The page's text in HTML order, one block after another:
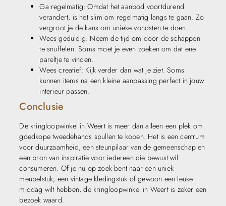
Ga regelmatig: Omdat het aanbod voortdurend
verandert, is het slim om regelmatig langs te gaan. Zo
vergroot je de kans om unieke vondsten te doen.
Wees geduldig: Neem de tijd om door de schappen
te snuffelen. Soms moet je even zoeken om dat ene
pareltje te vinden.
Wees creatief: Kijk verder dan wat je ziet. Soms
kunnen items na een kleine aanpassing perfect in jouw
interieur passen.
Conclusie
De kringloopwinkel in Weert is meer dan alleen een plek om
goedkope tweedehands spullen te kopen. Het is een centrum
voor duurzaamheid, een steunpilaar van de gemeenschap en
een bron van inspiratie voor iedereen die bewust wil
consumeren. Of je nu op zoek bent naar een uniek
meubelstuk, een vintage kledingstuk of gewoon een leuke
middag wilt hebben, de kringloopwinkel in Weert is zeker een
bezoek waard.